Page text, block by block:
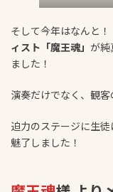
そして今年はなんと！
ィスト「魔王魂」 が純
ました！
演奏だけでなく、観客
迫力のステージに生
魅了しました！